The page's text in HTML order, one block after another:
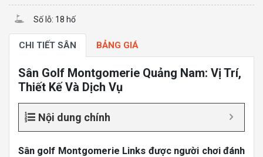
Số lỗ: 18 hố
CHI TIẾT SÂN BẢNG GIÁ
Sân Golf Montgomerie Quảng Nam: Vị Trí,
Thiết Kế Và Dịch Vụ
Nội dung chính
Sân golf Montgomerie Links được người chơi đánh